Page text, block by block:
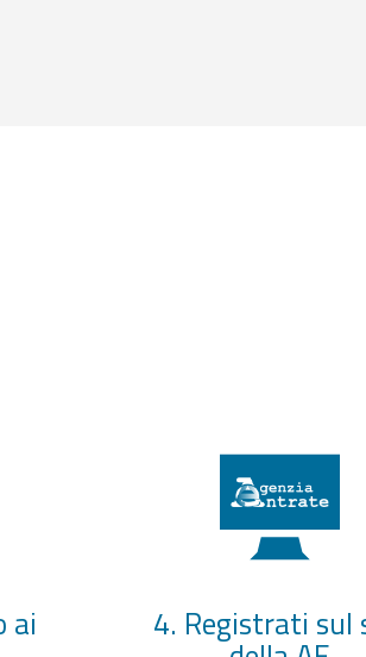
ai 4. Registrati sul